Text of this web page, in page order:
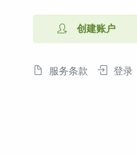
创建账户
服务条款 登录